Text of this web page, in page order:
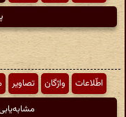
اطّلاعات واژگان تصاویر